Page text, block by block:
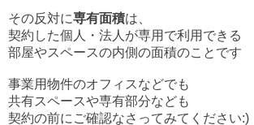
その反対に専有面積は、
契約した個人・法人が専用で利用できる
部屋やスペースの内側の面積のことです
事業用物件のオフィスなどでも
共有スペースや専有部分なども
契約の前にご確認なさってみてください:)